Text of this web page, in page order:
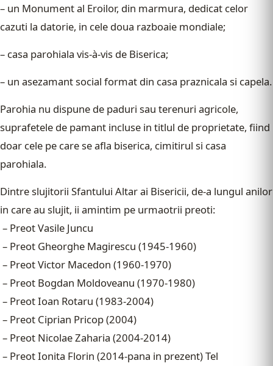
– un Monument al Eroilor, din marmura, dedicat celor
cazuti la datorie, in cele doua razboaie mondiale;
– casa parohiala vis-à-vis de Biserica;
– un asezamant social format din casa praznicala si capela.
Parohia nu dispune de paduri sau terenuri agricole,
suprafetele de pamant incluse in titlul de proprietate, fiind
doar cele pe care se afla biserica, cimitirul si casa
parohiala.
Dintre slujitorii Sfantului Altar ai Bisericii, de-a lungul anilor
in care au slujit, ii amintim pe urmaotrii preoti:
– Preot Vasile Juncu
– Preot Gheorghe Magirescu (1945-1960)
– Preot Victor Macedon (1960-1970)
– Preot Bogdan Moldoveanu (1970-1980)
– Preot Ioan Rotaru (1983-2004)
– Preot Ciprian Pricop (2004)
– Preot Nicolae Zaharia (2004-2014)
– Preot Ionita Florin (2014-pana in prezent) Tel